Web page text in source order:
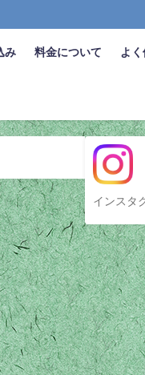
み 料金について よ
インスタ